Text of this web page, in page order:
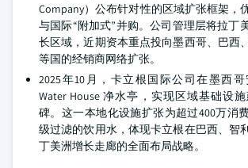
Company）公布针对性的区域扩张框架，
与国际“附加式”并购。公司管理层将拉丁
长区域，近期资本重点投向墨西哥、巴西
等国的经销商网络扩张。
2025年10月，卡立根国际公司在墨西
Water House 净水亭，实现区域基础设
碑。这一本地化设施扩张为超过400万消
级过滤的饮用水，体现卡立根在巴西、智
丁美洲增长走廊的全面布局战略。